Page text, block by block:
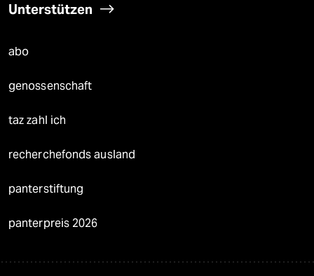
Unterstützen
abo
genossenschaft
taz zahl ich
recherchefonds ausland
panterstiftung
panterpreis 2026